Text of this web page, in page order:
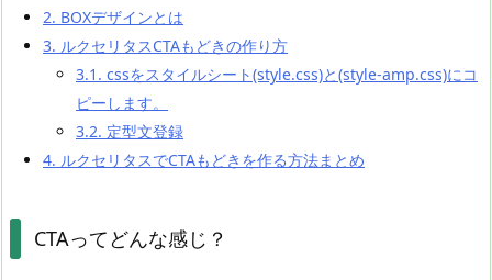
2. BOXデザインとは
3. ルクセリタスCTAもどきの作り方
3.1. cssをスタイルシート(style.css)と(style-amp.css)にコ
ピーします。
3.2. 定型文登録
4. ルクセリタスでCTAもどきを作る方法まとめ
CTAってどんな感じ？